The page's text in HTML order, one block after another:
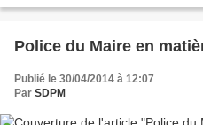
Police du Maire en
Publié le 30/04/2014 à 12:07
Par SDPM